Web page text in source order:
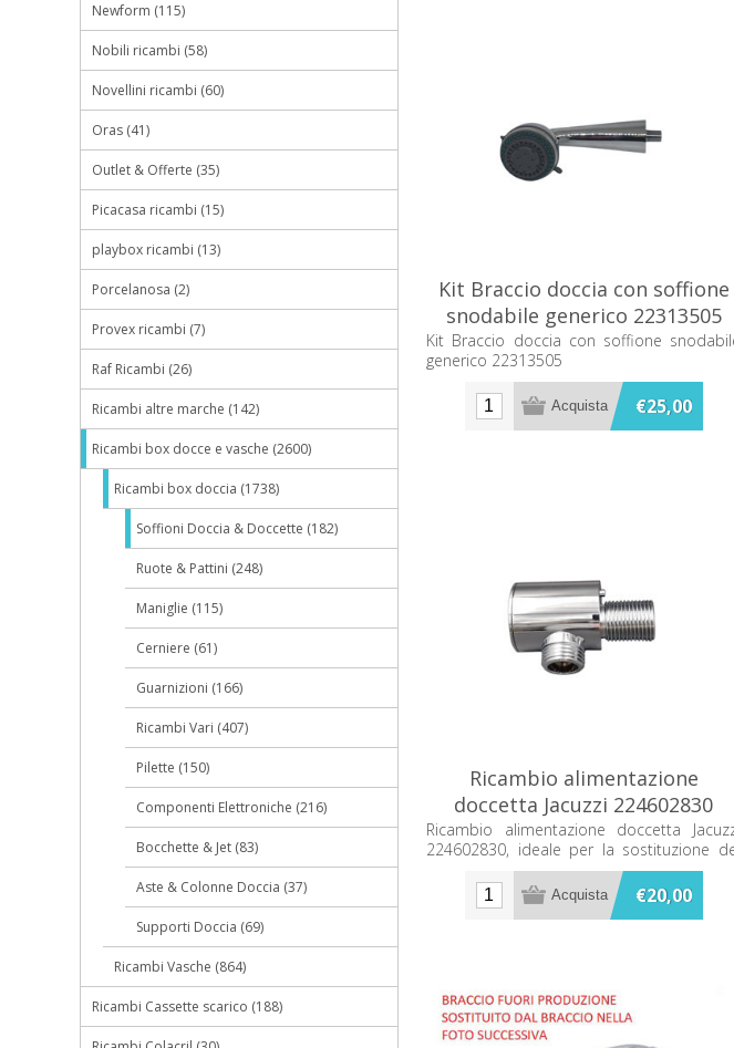
Kit Braccio doccia con soffione
snodabile generico 22313505
Kit Braccio doccia con soffione
generico 22313505
€25,00
Ricambio alimentazione
doccetta Jacuzzi 224602830
Ricambio alimentazione doccetta
224602830, ideale per la sostituzione
componente originale.
€20,00
Newform (115)
Nobili ricambi (58)
Novellini ricambi (60)
Oras (41)
Outlet & Offerte (35)
Picacasa ricambi (15)
playbox ricambi (13)
Porcelanosa (2)
Provex ricambi (7)
Raf Ricambi (26)
Ricambi altre marche (142)
Ricambi box docce e vasche (2600)
Ricambi box doccia (1738)
Soffioni Doccia & Doccette (182)
Ruote & Pattini (248)
Maniglie (115)
Cerniere (61)
Guarnizioni (166)
Ricambi Vari (407)
Pilette (150)
Componenti Elettroniche (216)
Bocchette & Jet (83)
Aste & Colonne Doccia (37)
Supporti Doccia (69)
Ricambi Vasche (864)
Ricambi Cassette scarico (188)